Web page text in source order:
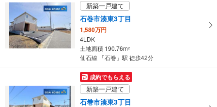
る
新築一戸建て
石巻市湊東3丁目
1,580万円
4LDK
土地面積 190.76m2
仙石線 「石巻」駅 徒歩42分
成約でもらえる
新築一戸建て
石巻市湊東3丁目